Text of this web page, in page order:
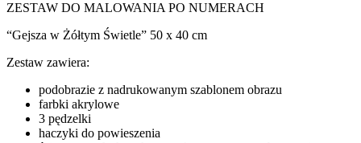
ZESTAW DO MALOWANIA PO NUMERACH
“Gejsza w Żółtym Świetle” 50 x 40 cm
Zestaw zawiera:
podobrazie z nadrukowanym szablonem obrazu
farbki akrylowe
3 pędzelki
haczyki do powieszenia